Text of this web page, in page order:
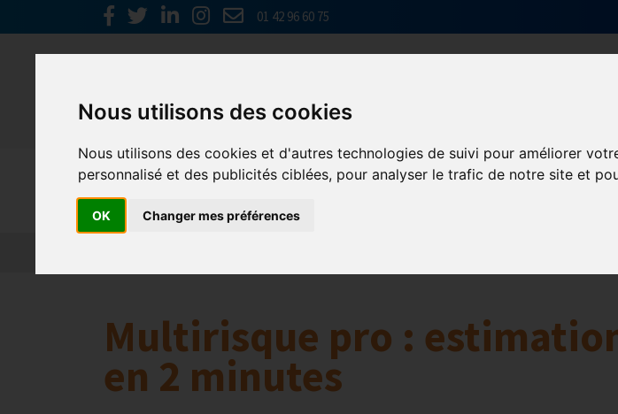
Nous utilisons des cookies
Nous utilisons des cookies et d'autres technologies de suivi pour améliorer
personnalisé et des publicités ciblées, pour analyser le trafic de notre site et
OK Changer mes préférences
01 42 96 60 75
Nos partenaires
Multirisque pro :
en 2 minutes